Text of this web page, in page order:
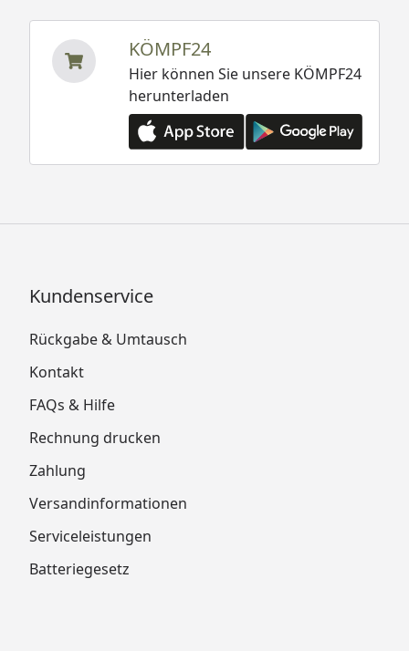
KÖMPF24
Hier können Sie unsere KÖMPF24
herunterladen
Kundenservice
Rückgabe & Umtausch
Kontakt
FAQs & Hilfe
Rechnung drucken
Zahlung
Versandinformationen
Serviceleistungen
Batteriegesetz